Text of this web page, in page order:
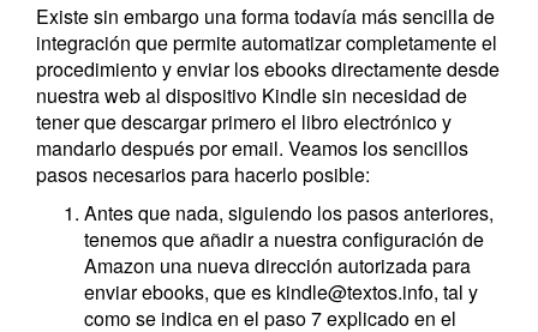
Existe sin embargo una forma todavía más sencilla de
integración que permite automatizar completamente el
procedimiento y enviar los ebooks directamente desde
nuestra web al dispositivo Kindle sin necesidad de
tener que descargar primero el libro electrónico y
mandarlo después por email. Veamos los sencillos
pasos necesarios para hacerlo posible:
Antes que nada, siguiendo los pasos anteriores,
tenemos que añadir a nuestra configuración de
Amazon una nueva dirección autorizada para
enviar ebooks, que es kindle@textos.info, tal y
como se indica en el paso 7 explicado en el